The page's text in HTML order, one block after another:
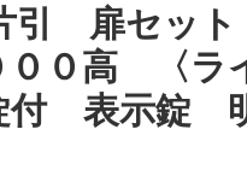
引 扉セッ
０高 〈ラ
付 表示錠